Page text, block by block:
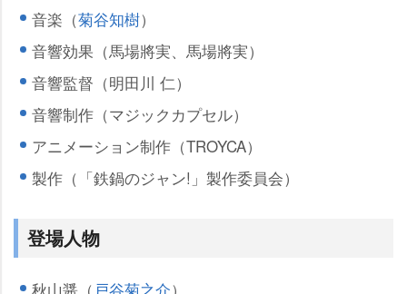
音楽（菊谷知樹）
音響効果（馬場將実、馬場將実）
音響監督（明田川 仁）
音響制作（マジックカプセル）
アニメーション制作（TROYCA）
製作（「鉄鍋のジャン!」製作委員会）
登場人物
秋山醤（ 戸谷菊之介）